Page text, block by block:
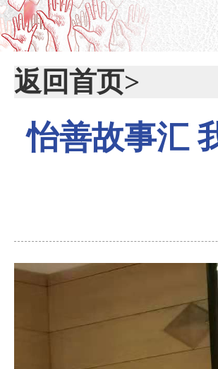
返回首页>
怡善故事汇